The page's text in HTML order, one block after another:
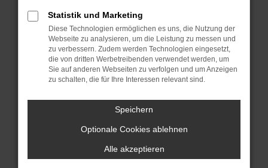
Sicherheitsrisiko, sondern kann auch dazu führen,
dass bestimmte Funktionen nicht mehr
unterstützt werden.
Wende dich an den Webseitenbetreiber.
Wenn du alle oben genannten Schritte versucht
hast, kontaktiere uns bitte. Wir werden versuchen,
das Problem zu beheben. Du kannst uns diesen
Text schicken, um uns bei der Fehlersuche zu
unterstützen:
ewogICJuYW1lIjogIk5ldHdvcmtFcnJvciIsCiAgI
mNvbmZpZyI6IHsKICAgICJtZXRob2QiOiAiR0VUIi
Statistik und Marketing
Diese Technologien ermöglichen es uns, die Nutzung der
Webseite zu analysieren, um die Leistung zu messen und
zu verbessern. Zudem werden Technologien eingesetzt,
die von dritten Werbetreibenden verwendet werden, um
Sie auf anderen Webseiten zu verfolgen und um Anzeigen
zu schalten, die für Ihre Interessen relevant sind.
Speichern
Optionale Cookies ablehnen
Alle akzeptieren